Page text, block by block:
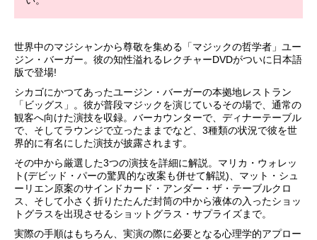
世界中のマジシャンから尊敬を集める「マジックの哲学者」ユー
ジン・バーガー。彼の知性溢れるレクチャーDVDがついに日本語
版で登場!
シカゴにかつてあったユージン・バーガーの本拠地レストラン
「ビッグス」。彼が普段マジックを演じているその場で、通常の
観客へ向けた演技を収録。バーカウンターで、ディナーテーブル
で、そしてラウンジで立ったままでなど、3種類の状況で彼を世
界的に有名にした演技が披露されます。
その中から厳選した3つの演技を詳細に解説。マリカ・ウォレッ
ト(デビッド・パーの驚異的な改案も併せて解説)、マット・シュ
ーリエン原案のサインドカード・アンダー・ザ・テーブルクロ
ス、そして小さく折りたたんだ封筒の中から液体の入ったショッ
トグラスを出現させるショットグラス・サプライズまで。
実際の手順はもちろん、実演の際に必要となる心理学的アプロー